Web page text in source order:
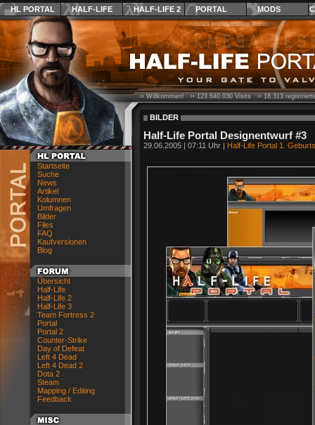
HL PORTAL HALF-LIFE HALF-LIFE 2 PORTAL MODS
Startseite
Suche
News
Artikel
Kolumnen
Umfragen
Bilder
Files
FAQ
Kaufversionen
Blog
Übersicht
Half-Life
Half-Life 2
Half-Life 3
Team Fortress 2
Portal
Portal 2
Counter-Strike
Day of Defeat
Left 4 Dead
Left 4 Dead 2
Dota 2
Steam
Mapping / Editing
Feedback
›› Willkommen! ››123.640.030Visits ››18.313
BILDER
Half-Life Portal Designentwurf #3
29.06.2005 | 07:11 Uhr | Half-Life Portal 1.